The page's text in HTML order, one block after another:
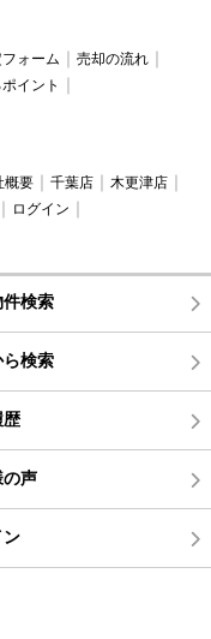
ォーム
売却の流れ
イント
概要 千葉店
木更津店
ログイン
検索
検索
歴
の声
ン